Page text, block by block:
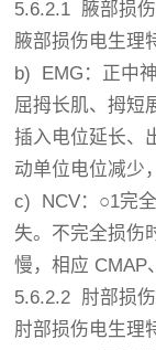
5.6.2.1 腋部损伤
腋部损伤电生理
b) EMG：正中
屈拇长肌、拇短
插入电位延长、
动单位电位减少
c) NCV：○1完
失。不完全损伤
慢，相应 CMAP
5.6.2.2 肘部损伤
肘部损伤电生理